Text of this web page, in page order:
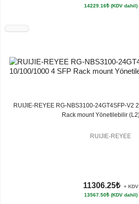
14229.16₺ (KDV dahil)
RUIJIE-REYEE RG-NBS3100-24GT4SFP-V2
Rack mount Yönetilebilir
RUIJIE-REYEE
11306.25₺
+ KDV
13567.50₺ (KDV dahil)